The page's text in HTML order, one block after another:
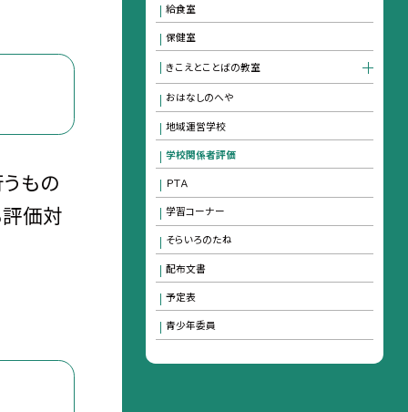
もの
価対
給食室
保健室
きこえとことばの教室
おはなしのへや
地域運営学校
学校関係者評価
ＰＴＡ
学習コーナー
そらいろのたね
配布文書
予定表
青少年委員